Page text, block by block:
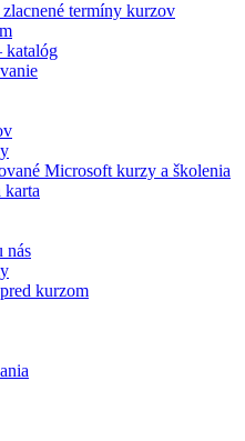
termíny kurzov
katalóg
Microsoft kurzy a školenia
karta
nás
kurzom